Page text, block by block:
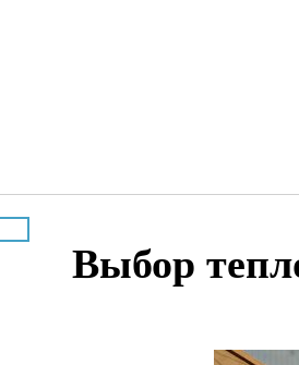
Выбор